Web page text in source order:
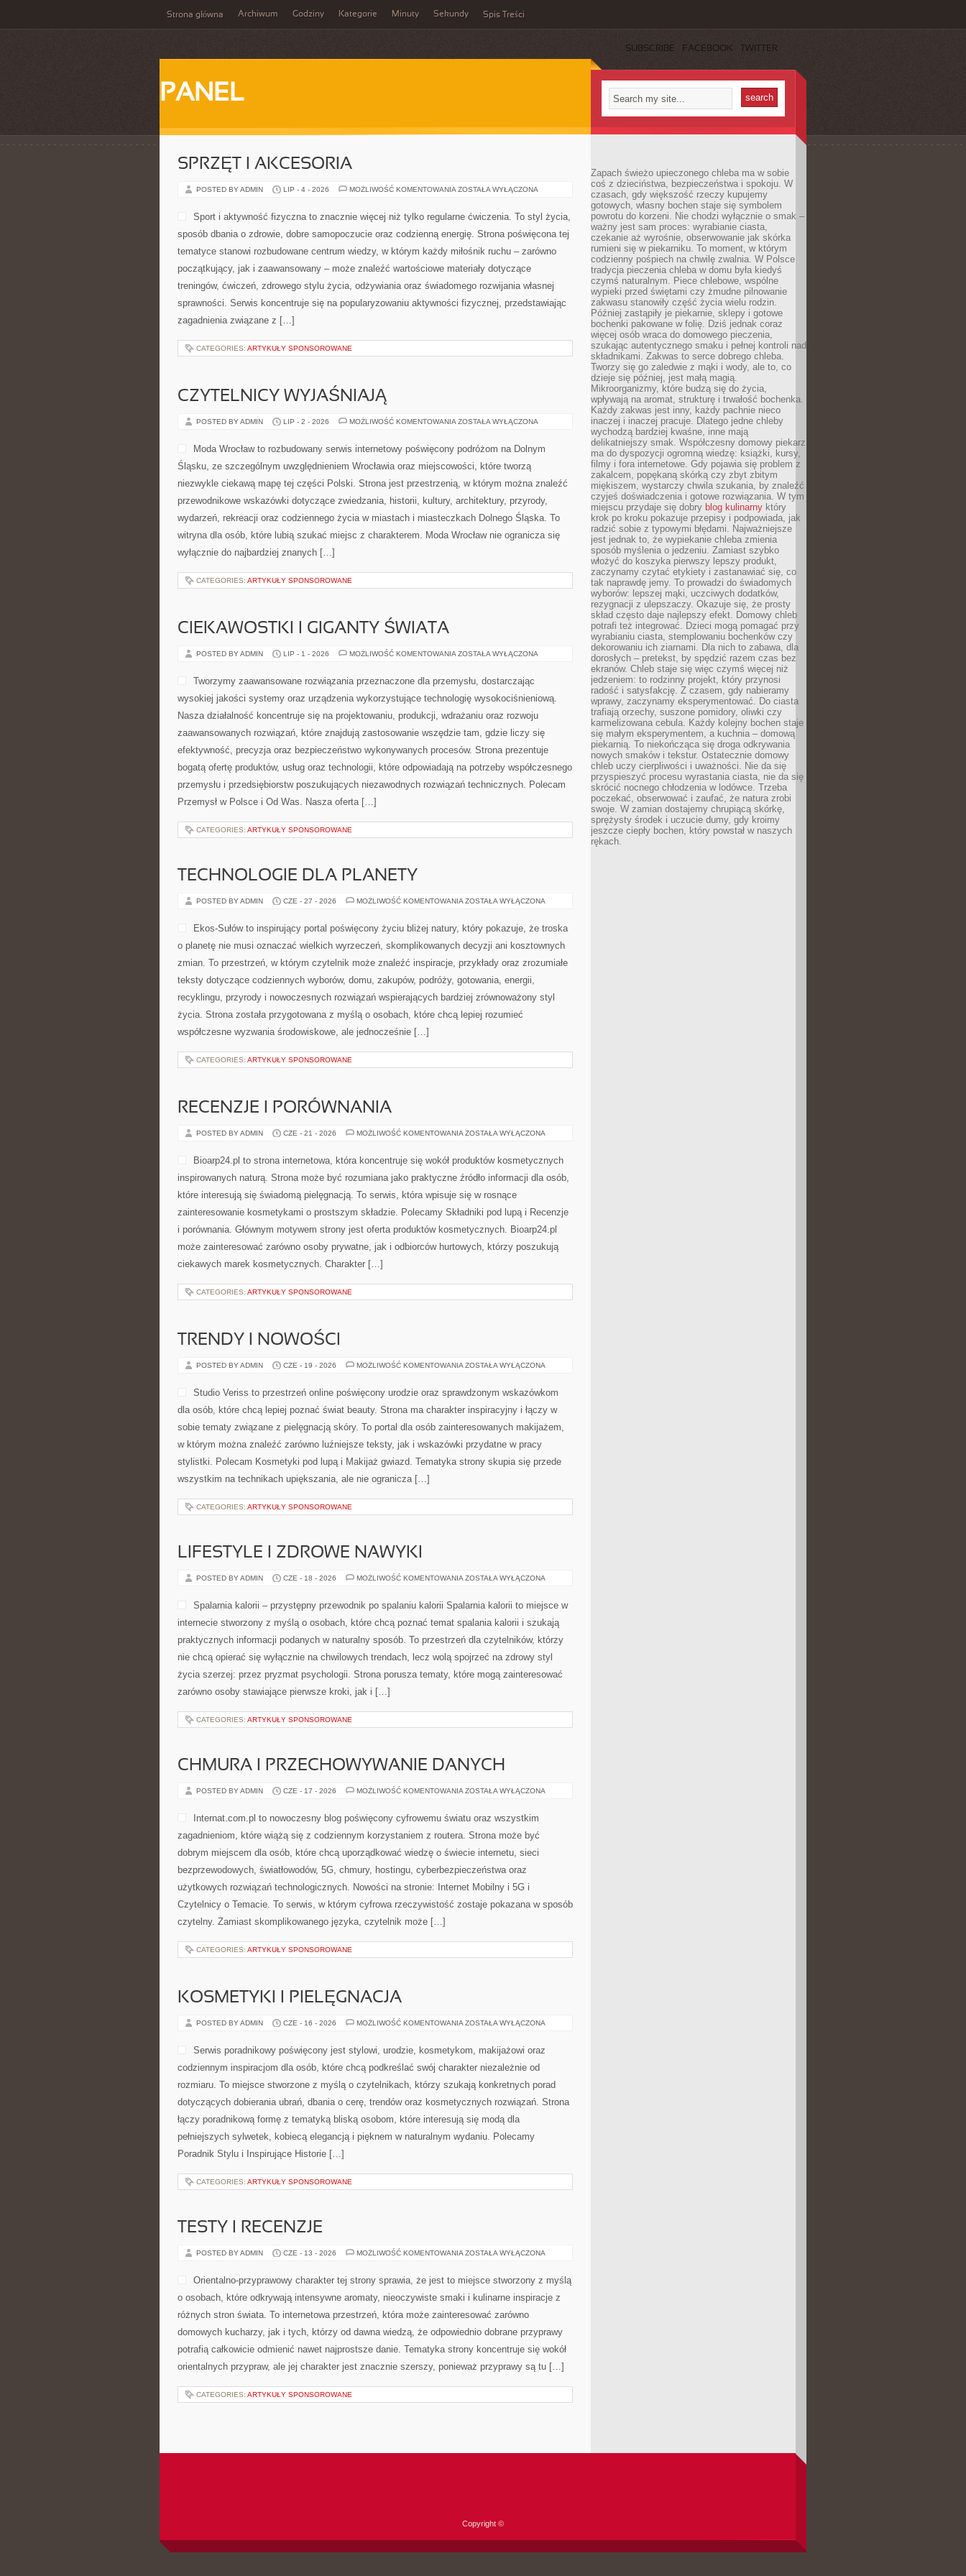
Strona główna Archiwum Godziny Kategorie Minuty Sekundy Spis Treści
SUBSCRIBE FACEBOOK TWITTER
PANEL
SPRZĘT I AKCESORIA
POSTED BY ADMIN LIP - 4 - 2026 MOŻLIWOŚĆ KOMENTOWANIA SPRZĘT
ZOSTAŁA WYŁĄCZONA
Sport i aktywność fizyczna to znacznie więcej niż tylko regularne ćwiczenia. To styl życia,
sposób dbania o zdrowie, dobre samopoczucie oraz codzienną energię. Strona poświęcona tej
tematyce stanowi rozbudowane centrum wiedzy, w którym każdy miłośnik ruchu – zarówno
początkujący, jak i zaawansowany – może znaleźć wartościowe materiały dotyczące
treningów, ćwiczeń, zdrowego stylu życia, odżywiania oraz świadomego rozwijania własnej
sprawności. Serwis koncentruje się na popularyzowaniu aktywności fizycznej, przedstawiając
zagadnienia związane z […]
CATEGORIES: ARTYKUŁY SPONSOROWANE
CZYTELNICY WYJAŚNIAJĄ
POSTED BY ADMIN LIP - 2 - 2026 MOŻLIWOŚĆ KOMENTOWANIA CZYTELNICY
ZOSTAŁA WYŁĄCZONA
Moda Wrocław to rozbudowany serwis internetowy poświęcony podróżom na Dolnym
Śląsku, ze szczególnym uwzględnieniem Wrocławia oraz miejscowości, które tworzą
niezwykle ciekawą mapę tej części Polski. Strona jest przestrzenią, w którym można znaleźć
przewodnikowe wskazówki dotyczące zwiedzania, historii, kultury, architektury, przyrody,
wydarzeń, rekreacji oraz codziennego życia w miastach i miasteczkach Dolnego Śląska. To
witryna dla osób, które lubią szukać miejsc z charakterem. Moda Wrocław nie ogranicza się
wyłącznie do najbardziej znanych […]
CATEGORIES: ARTYKUŁY SPONSOROWANE
CIEKAWOSTKI I GIGANTY ŚWIATA
POSTED BY ADMIN LIP - 1 - 2026 MOŻLIWOŚĆ KOMENTOWANIA CIEKAWOSTKI
ŚWIATA
ZOSTAŁA WYŁĄCZONA
Tworzymy zaawansowane rozwiązania przeznaczone dla przemysłu, dostarczając
wysokiej jakości systemy oraz urządzenia wykorzystujące technologię wysokociśnieniową.
Nasza działalność koncentruje się na projektowaniu, produkcji, wdrażaniu oraz rozwoju
zaawansowanych rozwiązań, które znajdują zastosowanie wszędzie tam, gdzie liczy się
efektywność, precyzja oraz bezpieczeństwo wykonywanych procesów. Strona prezentuje
bogatą ofertę produktów, usług oraz technologii, które odpowiadają na potrzeby współczesnego
przemysłu i przedsiębiorstw poszukujących niezawodnych rozwiązań technicznych. Polecam
Przemysł w Polsce i Od Was. Nasza oferta […]
CATEGORIES: ARTYKUŁY SPONSOROWANE
TECHNOLOGIE DLA PLANETY
POSTED BY ADMIN CZE - 27 - 2026 MOŻLIWOŚĆ KOMENTOWANIA TECHNOLOGIE
ZOSTAŁA WYŁĄCZONA
Ekos-Sułów to inspirujący portal poświęcony życiu bliżej natury, który pokazuje, że troska
o planetę nie musi oznaczać wielkich wyrzeczeń, skomplikowanych decyzji ani kosztownych
zmian. To przestrzeń, w którym czytelnik może znaleźć inspiracje, przykłady oraz zrozumiałe
teksty dotyczące codziennych wyborów, domu, zakupów, podróży, gotowania, energii,
recyklingu, przyrody i nowoczesnych rozwiązań wspierających bardziej zrównoważony styl
życia. Strona została przygotowana z myślą o osobach, które chcą lepiej rozumieć
współczesne wyzwania środowiskowe, ale jednocześnie […]
CATEGORIES: ARTYKUŁY SPONSOROWANE
RECENZJE I PORÓWNANIA
POSTED BY ADMIN CZE - 21 - 2026 MOŻLIWOŚĆ KOMENTOWANIA RECENZJE
ZOSTAŁA WYŁĄCZONA
Bioarp24.pl to strona internetowa, która koncentruje się wokół produktów kosmetycznych
inspirowanych naturą. Strona może być rozumiana jako praktyczne źródło informacji dla osób,
które interesują się świadomą pielęgnacją. To serwis, która wpisuje się w rosnące
zainteresowanie kosmetykami o prostszym składzie. Polecamy Składniki pod lupą i Recenzje
i porównania. Głównym motywem strony jest oferta produktów kosmetycznych. Bioarp24.pl
może zainteresować zarówno osoby prywatne, jak i odbiorców hurtowych, którzy poszukują
ciekawych marek kosmetycznych. Charakter […]
CATEGORIES: ARTYKUŁY SPONSOROWANE
TRENDY I NOWOŚCI
POSTED BY ADMIN CZE - 19 - 2026 MOŻLIWOŚĆ KOMENTOWANIA TRENDY
ZOSTAŁA WYŁĄCZONA
Studio Veriss to przestrzeń online poświęcony urodzie oraz sprawdzonym wskazówkom
dla osób, które chcą lepiej poznać świat beauty. Strona ma charakter inspiracyjny i łączy w
sobie tematy związane z pielęgnacją skóry. To portal dla osób zainteresowanych makijażem,
w którym można znaleźć zarówno luźniejsze teksty, jak i wskazówki przydatne w pracy
stylistki. Polecam Kosmetyki pod lupą i Makijaż gwiazd. Tematyka strony skupia się przede
wszystkim na technikach upiększania, ale nie ogranicza […]
CATEGORIES: ARTYKUŁY SPONSOROWANE
LIFESTYLE I ZDROWE NAWYKI
POSTED BY ADMIN CZE - 18 - 2026 MOŻLIWOŚĆ KOMENTOWANIA LIFESTYLE
NAWYKI
ZOSTAŁA WYŁĄCZONA
Spalarnia kalorii – przystępny przewodnik po spalaniu kalorii Spalarnia kalorii to miejsce w
internecie stworzony z myślą o osobach, które chcą poznać temat spalania kalorii i szukają
praktycznych informacji podanych w naturalny sposób. To przestrzeń dla czytelników, którzy
nie chcą opierać się wyłącznie na chwilowych trendach, lecz wolą spojrzeć na zdrowy styl
życia szerzej: przez pryzmat psychologii. Strona porusza tematy, które mogą zainteresować
zarówno osoby stawiające pierwsze kroki, jak i […]
CATEGORIES: ARTYKUŁY SPONSOROWANE
CHMURA I PRZECHOWYWANIE DANYCH
POSTED BY ADMIN CZE - 17 - 2026 MOŻLIWOŚĆ KOMENTOWANIA CHMURA
DANYCH
ZOSTAŁA WYŁĄCZONA
Internat.com.pl to nowoczesny blog poświęcony cyfrowemu światu oraz wszystkim
zagadnieniom, które wiążą się z codziennym korzystaniem z routera. Strona może być
dobrym miejscem dla osób, które chcą uporządkować wiedzę o świecie internetu, sieci
bezprzewodowych, światłowodów, 5G, chmury, hostingu, cyberbezpieczeństwa oraz
użytkowych rozwiązań technologicznych. Nowości na stronie: Internet Mobilny i 5G i
Czytelnicy o Temacie. To serwis, w którym cyfrowa rzeczywistość zostaje pokazana w sposób
czytelny. Zamiast skomplikowanego języka, czytelnik może […]
CATEGORIES: ARTYKUŁY SPONSOROWANE
KOSMETYKI I PIELĘGNACJA
POSTED BY ADMIN CZE - 16 - 2026 MOŻLIWOŚĆ KOMENTOWANIA KOSMETYKI
ZOSTAŁA WYŁĄCZONA
Serwis poradnikowy poświęcony jest stylowi, urodzie, kosmetykom, makijażowi oraz
codziennym inspiracjom dla osób, które chcą podkreślać swój charakter niezależnie od
rozmiaru. To miejsce stworzone z myślą o czytelnikach, którzy szukają konkretnych porad
dotyczących dobierania ubrań, dbania o cerę, trendów oraz kosmetycznych rozwiązań. Strona
łączy poradnikową formę z tematyką bliską osobom, które interesują się modą dla
pełniejszych sylwetek, kobiecą elegancją i pięknem w naturalnym wydaniu. Polecamy
Poradnik Stylu i Inspirujące Historie […]
CATEGORIES: ARTYKUŁY SPONSOROWANE
TESTY I RECENZJE
POSTED BY ADMIN CZE - 13 - 2026 MOŻLIWOŚĆ KOMENTOWANIA TESTY
ZOSTAŁA WYŁĄCZONA
Orientalno-przyprawowy charakter tej strony sprawia, że jest to miejsce stworzony z myślą
o osobach, które odkrywają intensywne aromaty, nieoczywiste smaki i kulinarne inspiracje z
różnych stron świata. To internetowa przestrzeń, która może zainteresować zarówno
domowych kucharzy, jak i tych, którzy od dawna wiedzą, że odpowiednio dobrane przyprawy
potrafią całkowicie odmienić nawet najprostsze danie. Tematyka strony koncentruje się wokół
orientalnych przypraw, ale jej charakter jest znacznie szerszy, ponieważ przyprawy są tu […]
CATEGORIES: ARTYKUŁY SPONSOROWANE
Zapach świeżo upieczonego chleba ma w sobie
coś z dzieciństwa, bezpieczeństwa i spokoju. W
czasach, gdy większość rzeczy kupujemy
gotowych, własny bochen staje się symbolem
powrotu do korzeni. Nie chodzi wyłącznie o smak –
ważny jest sam proces: wyrabianie ciasta,
czekanie aż wyrośnie, obserwowanie jak skórka
rumieni się w piekarniku. To moment, w którym
codzienny pośpiech na chwilę zwalnia. W Polsce
tradycja pieczenia chleba w domu była kiedyś
czymś naturalnym. Piece chlebowe, wspólne
wypieki przed świętami czy żmudne pilnowanie
zakwasu stanowiły część życia wielu rodzin.
Później zastąpiły je piekarnie, sklepy i gotowe
bochenki pakowane w folię. Dziś jednak coraz
więcej osób wraca do domowego pieczenia,
szukając autentycznego smaku i pełnej kontroli nad
składnikami. Zakwas to serce dobrego chleba.
Tworzy się go zaledwie z mąki i wody, ale to, co
dzieje się później, jest małą magią.
Mikroorganizmy, które budzą się do życia,
wpływają na aromat, strukturę i trwałość bochenka.
Każdy zakwas jest inny, każdy pachnie nieco
inaczej i inaczej pracuje. Dlatego jedne chleby
wychodzą bardziej kwaśne, inne mają
delikatniejszy smak. Współczesny domowy piekarz
ma do dyspozycji ogromną wiedzę: książki, kursy,
filmy i fora internetowe. Gdy pojawia się problem z
zakalcem, popękaną skórką czy zbyt zbitym
miękiszem, wystarczy chwila szukania, by znaleźć
czyjeś doświadczenia i gotowe rozwiązania. W tym
miejscu przydaje się dobry blog kulinarny który
krok po kroku pokazuje przepisy i podpowiada, jak
radzić sobie z typowymi błędami. Najważniejsze
jest jednak to, że wypiekanie chleba zmienia
sposób myślenia o jedzeniu. Zamiast szybko
włożyć do koszyka pierwszy lepszy produkt,
zaczynamy czytać etykiety i zastanawiać się, co
tak naprawdę jemy. To prowadzi do świadomych
wyborów: lepszej mąki, uczciwych dodatków,
rezygnacji z ulepszaczy. Okazuje się, że prosty
skład często daje najlepszy efekt. Domowy chleb
potrafi też integrować. Dzieci mogą pomagać przy
wyrabianiu ciasta, stemplowaniu bochenków czy
dekorowaniu ich ziarnami. Dla nich to zabawa, dla
dorosłych – pretekst, by spędzić razem czas bez
ekranów. Chleb staje się więc czymś więcej niż
jedzeniem: to rodzinny projekt, który przynosi
radość i satysfakcję. Z czasem, gdy nabieramy
wprawy, zaczynamy eksperymentować. Do ciasta
trafiają orzechy, suszone pomidory, oliwki czy
karmelizowana cebula. Każdy kolejny bochen staje
się małym eksperymentem, a kuchnia – domową
piekarnią. To niekończąca się droga odkrywania
nowych smaków i tekstur. Ostatecznie domowy
chleb uczy cierpliwości i uważności. Nie da się
przyspieszyć procesu wyrastania ciasta, nie da się
skrócić nocnego chłodzenia w lodówce. Trzeba
poczekać, obserwować i zaufać, że natura zrobi
swoje. W zamian dostajemy chrupiącą skórkę,
sprężysty środek i uczucie dumy, gdy kroimy
jeszcze ciepły bochen, który powstał w naszych
rękach.
Copyright ©